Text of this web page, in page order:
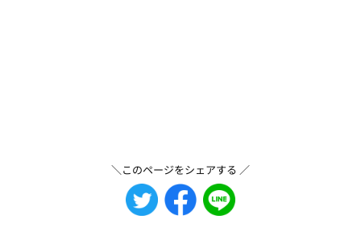
＼このページをシェアする ／